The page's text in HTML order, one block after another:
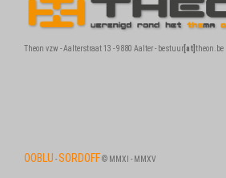
Theon vzw - Aalterstraat 13 - 9880 Aalter - bestuur [at]theon.be
OOBLU - SORDOFF© MMXI - MMXV